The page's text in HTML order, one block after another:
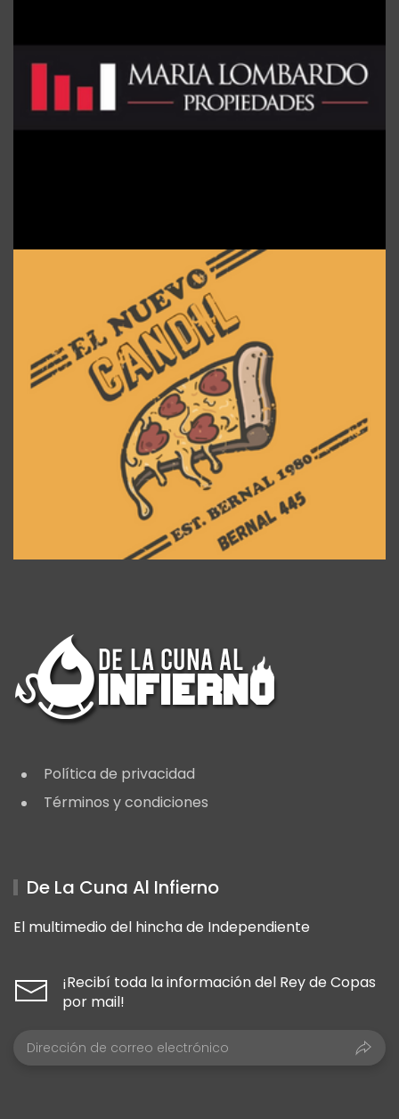
Política de privacidad
Términos y condiciones
De La Cuna Al Infierno
El multimedio del hincha de Independiente
¡Recibí toda la información del Rey de Copas
por mail!